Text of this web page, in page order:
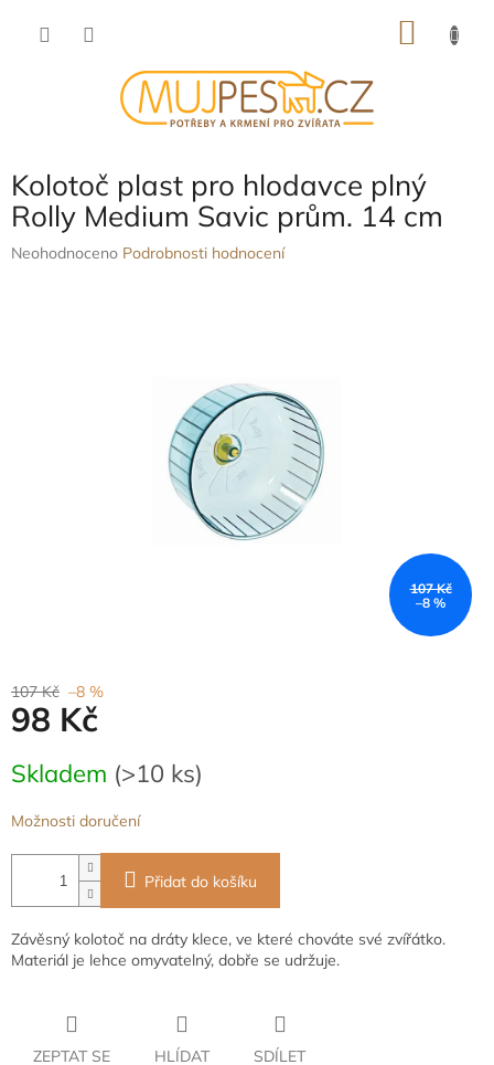
Kolotoč plast pro hlodavce plný
Rolly Medium Savic prům. 14 cm
Průměrné
Neohodnoceno Podrobnosti hodnocení
107 Kč
–8 %
107 Kč –8 %
98 Kč
cena:
Skladem (>10 ks)
Možnosti doručení
Přidat do košíku
Závěsný kolotoč na dráty klece, ve které chováte své zvířátko.
Materiál je lehce omyvatelný, dobře se udržuje.
ZEPTAT SE HLÍDAT SDÍLET